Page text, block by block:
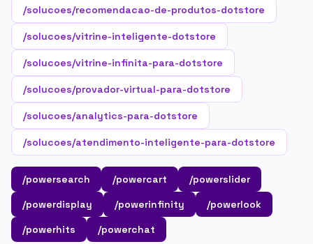
/solucoes/recomendacao-de-produtos-dotstore
/solucoes/vitrine-inteligente-dotstore
/solucoes/vitrine-infinita-para-dotstore
/solucoes/provador-virtual-para-dotstore
/solucoes/analytics-para-dotstore
/solucoes/atendimento-inteligente-para-dotstore
/powersearch /powercart
/powerslider
/powerdisplay
/powerinfinity
/powerlook
/powerhits
/powerchat